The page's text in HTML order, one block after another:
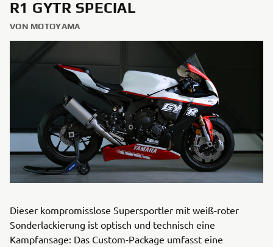
R1 GYTR SPECIAL
VON MOTOYAMA
Dieser kompromisslose Supersportler mit weiß-roter
Sonderlackierung ist optisch und technisch eine
Kampfansage: Das Custom-Package umfasst eine